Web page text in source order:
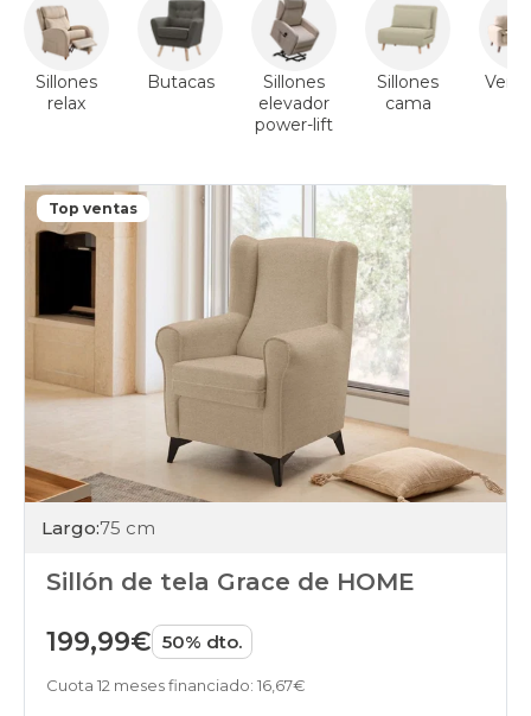
Sillones
relax
Butacas
Sillones
elevador
power-lift
Sillones
cama
Ver
Top ventas
Largo:75 cm
Sillón de tela Grace de HOME
199,99€ 50% dto.
Cuota 12 meses financiado: 16,67€